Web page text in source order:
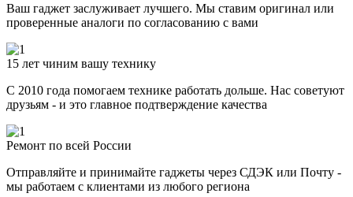
Ваш гаджет заслуживает лучшего. Мы ставим оригинал или
проверенные аналоги по согласованию с вами
15 лет чиним вашу технику
С 2010 года помогаем технике работать дольше. Нас советуют
друзьям - и это главное подтверждение качества
Ремонт по всей России
Отправляйте и принимайте гаджеты через СДЭК или Почту -
мы работаем с клиентами из любого региона